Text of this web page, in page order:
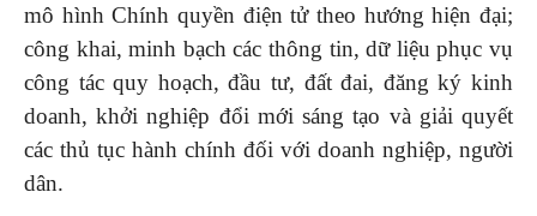
mô hình Chính quyền điện tử theo hướng hiện đại;
công khai, minh bạch các thông tin, dữ liệu phục vụ
công tác quy hoạch, đầu tư, đất đai, đăng ký kinh
doanh, khởi nghiệp đổi mới sáng tạo và giải quyết
các thủ tục hành chính đối với doanh nghiệp, người
dân.